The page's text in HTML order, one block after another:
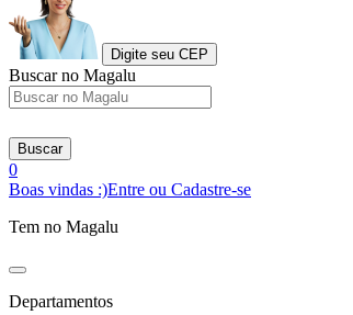
Digite seu CEP
Buscar no Magalu
Buscar
0
Boas vindas :)Entre ou Cadastre-se
Tem no Magalu
Departamentos